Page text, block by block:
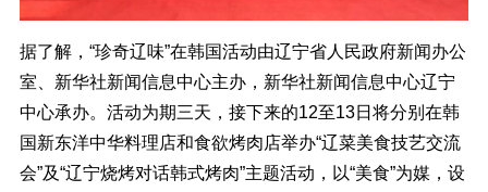
据了解，“珍奇辽味”在韩国活动由辽宁省人民政府新闻办公
室、新华社新闻信息中心主办，新华社新闻信息中心辽宁
中心承办。活动为期三天，接下来的12至13日将分别在韩
国新东洋中华料理店和食欲烤肉店举办“辽菜美食技艺交流
会”及“辽宁烧烤对话韩式烤肉”主题活动，以“美食”为媒，设